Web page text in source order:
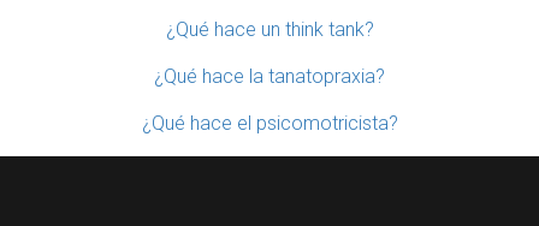
¿Qué hace un think tank?
¿Qué hace la tanatopraxia?
¿Qué hace el psicomotricista?